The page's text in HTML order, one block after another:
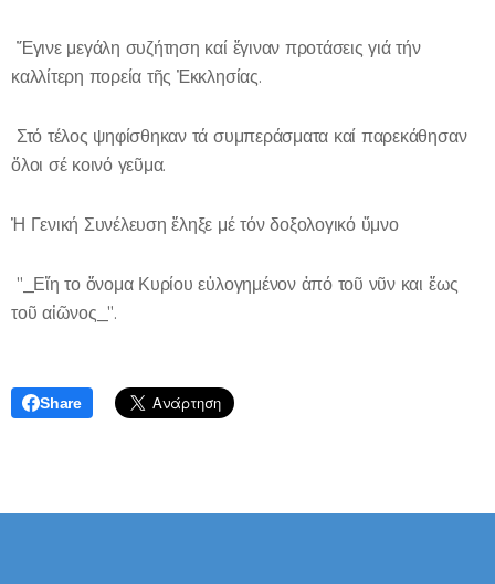
Ἔγινε μεγάλη συζήτηση καί ἔγιναν προτάσεις γιά τήν
καλλίτερη πορεία τῆς Ἐκκλησίας.
Στό τέλος ψηφίσθηκαν τά συμπεράσματα καί παρεκάθησαν
ὅλοι σέ κοινό γεῦμα.
Ἡ Γενική Συνέλευση ἔληξε μέ τόν δοξολογικό ὕμνο
"_Εἴη το ὄνομα Κυρίου εὐλογημένον ἀπό τοῦ νῦν και ἔως
τοῦ αἰῶνος_".
Share